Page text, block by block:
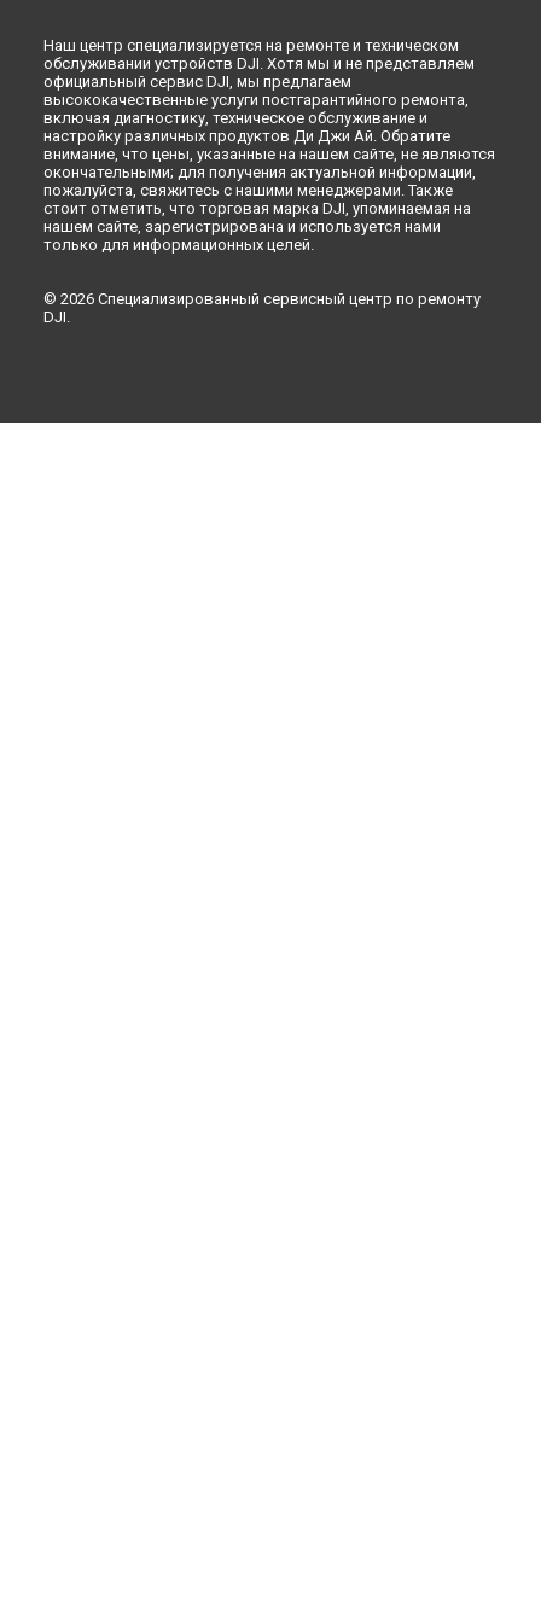
Наш центр специализируется на ремонте и техническом
обслуживании устройств DJI. Хотя мы и не представляем
официальный сервис DJI, мы предлагаем
высококачественные услуги постгарантийного ремонта,
включая диагностику, техническое обслуживание и
настройку различных продуктов Ди Джи Ай. Обратите
внимание, что цены, указанные на нашем сайте, не являются
окончательными; для получения актуальной информации,
пожалуйста, свяжитесь с нашими менеджерами. Также
стоит отметить, что торговая марка DJI, упоминаемая на
нашем сайте, зарегистрирована и используется нами
только для информационных целей.
© 2026 Специализированный сервисный центр по ремонту
DJI.